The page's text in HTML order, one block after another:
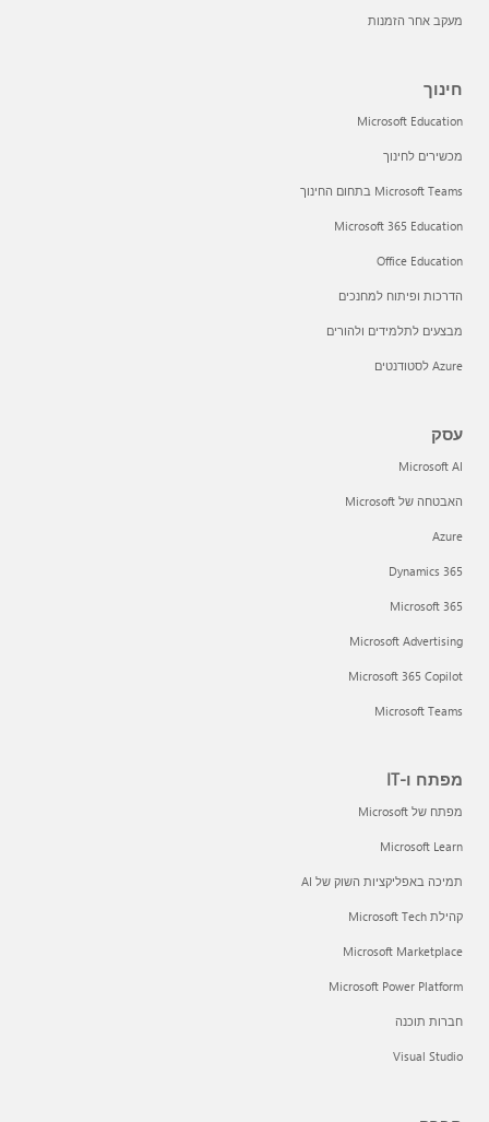
מעקב אחר הזמנות
חינוך
Microsoft Education
מכשירים לחינוך
Microsoft Teams בתחום החינוך
Microsoft 365 Education
Office Education
הדרכות ופיתוח למחנכים
מבצעים לתלמידים ולהורים
Azure לסטודנטים
עסק
Microsoft AI
האבטחה של Microsoft
Azure
Dynamics 365
Microsoft 365
Microsoft Advertising
Microsoft 365 Copilot
Microsoft Teams
מפתח ו-IT
מפתח של Microsoft
Microsoft Learn
תמיכה באפליקציות השוק של AI
קהילת Microsoft Tech
Microsoft Marketplace
Microsoft Power Platform
חברות תוכנה
Visual Studio